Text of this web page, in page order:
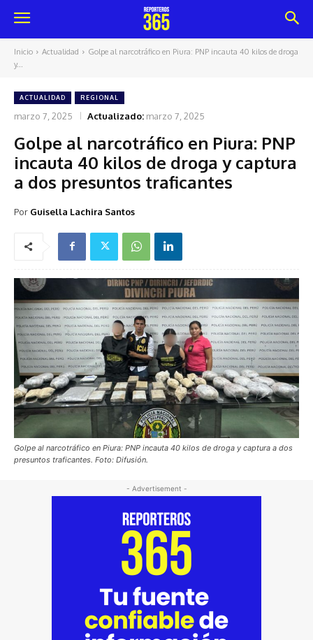
Inicio Actualidad
Golpe al narcotráfico en Piura: PNP incauta 40 kilos de droga
y...
ACTUALIDAD REGIONAL
marzo 7, 2025 Actualizado: marzo 7, 2025
Golpe al narcotráfico en Piura: PNP
incauta 40 kilos de droga y captura
a dos presuntos traficantes
Por Guisella Lachira Santos
Golpe al narcotráfico en Piura: PNP incauta 40 kilos de droga y captura a dos
presuntos traficantes. Foto: Difusión.
- Advertisement -